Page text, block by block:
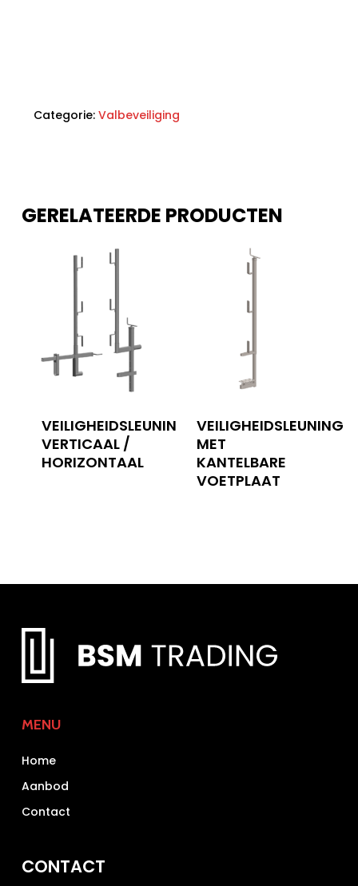
Categorie: Valbeveiliging
GERELATEERDE PRODUCTEN
VEILIGHEIDSLEUNING
VERTICAAL /
HORIZONTAAL
VEILIGHEIDSLEUNING
MET
KANTELBARE
VOETPLAAT
MENU
Home
Aanbod
Contact
CONTACT